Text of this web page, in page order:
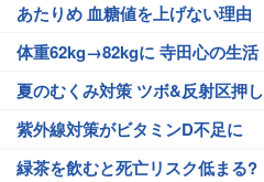
あたりめ 血糖値を上げない理由
体重62kg→82kgに 寺田心の生活
夏のむくみ対策 ツボ&反射区押し
紫外線対策がビタミンD不足に
緑茶を飲むと死亡リスク低まる?